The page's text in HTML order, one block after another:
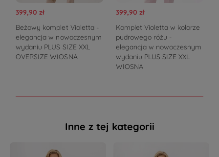
399,90 zł
Beżowy komplet Violetta -
elegancja w nowoczesnym
wydaniu PLUS SIZE XXL
OVERSIZE WIOSNA
399,90 zł
Komplet Violetta w kolorze
pudrowego różu -
elegancja w nowoczesnym
wydaniu PLUS SIZE XXL
WIOSNA
Inne z tej kategorii